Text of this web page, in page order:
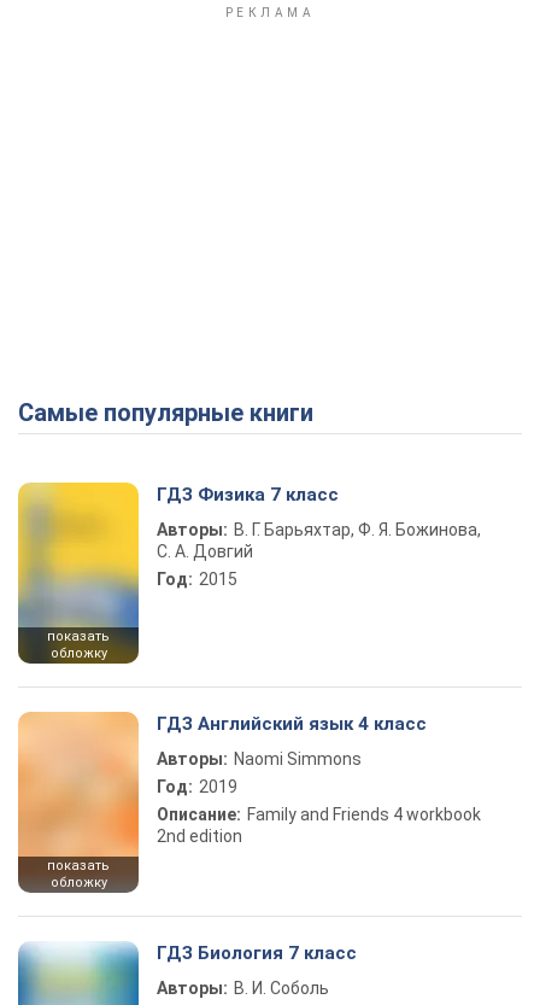
Самые популярные книги
показать
обложку
ГДЗ Физика 7 класс
Авторы: В. Г. Барьяхтар, Ф. Я. Божинова,
С. А. Довгий
Год: 2015
показать
обложку
ГДЗ Английский язык 4 класс
Авторы: Naomi Simmons
Год: 2019
Описание: Family and Friends 4 workbook
2nd edition
ГДЗ Биология 7 класс
Авторы: В. И. Соболь